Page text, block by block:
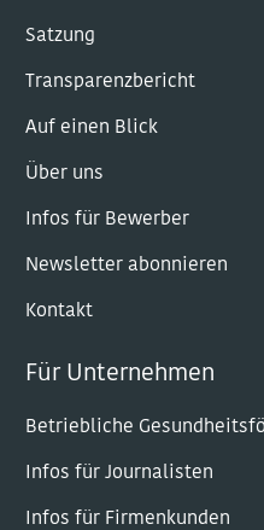
Satzung
Transparenzbericht
Auf einen Blick
Über uns
Infos für Bewerber
Newsletter abonnieren
Kontakt
Für Unternehmen
Betriebliche
Infos für Journalisten
Infos für Firmenkunden